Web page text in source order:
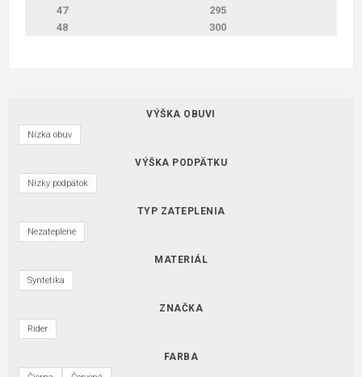
47
295
48
300
VÝŠKA OBUVI
Nízka obuv
VÝŠKA PODPÄTKU
Nízky podpätok
TYP ZATEPLENIA
Nezateplené
MATERIÁL
Syntetika
ZNAČKA
Rider
FARBA